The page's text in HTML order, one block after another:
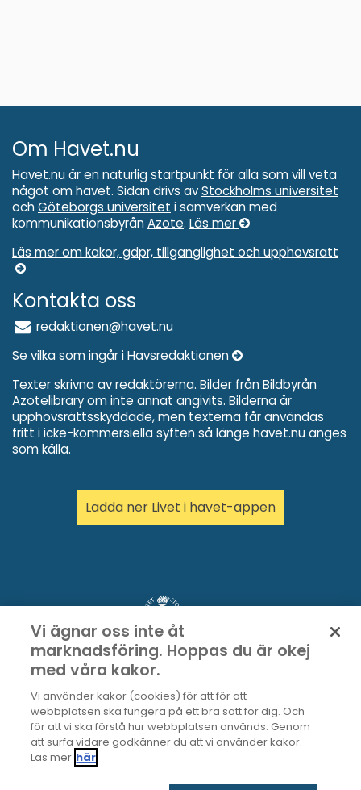
Om Havet.nu
Havet.nu är en naturlig startpunkt för alla som vill veta
något om havet. Sidan drivs avStockholms universitet
och Göteborgs universitet i samverkan med
kommunikationsbyrån Azote. Läs mer
Läs mer om kakor, gdpr, tillganglighet och upphovsratt
Kontakta oss
redaktionen@havet.nu
Se vilka som ingår i Havsredaktionen
Texter skrivna av redaktörerna. Bilder från Bildbyrån
Azotelibrary om inte annat angivits. Bilderna är
upphovsrättsskyddade, men texterna får användas
fritt i icke-kommersiella syften så länge havet.nu anges
som källa.
Ladda ner Livet i havet-appen
Vi ägnar oss inte åt
marknadsföring. Hoppas du är okej
med våra kakor.
Vi använder kakor (cookies) för att för att
webbplatsen ska fungera på ett bra sätt för dig. Och
för att vi ska förstå hur webbplatsen används. Genom
att surfa vidare godkänner du att vi använder kakor.
Läs mer här